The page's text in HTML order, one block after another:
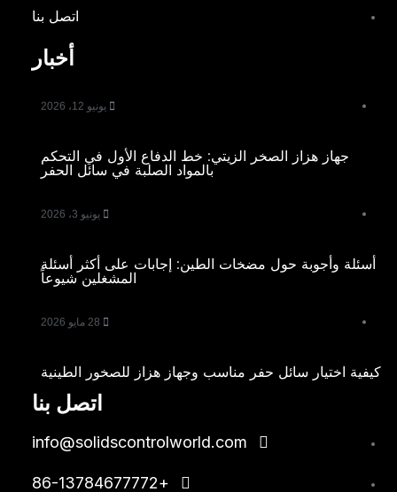
اتصل بنا
أخبار
يونيو 12، 2026
جهاز هزاز الصخر الزيتي: خط الدفاع الأول في التحكم
بالمواد الصلبة في سائل الحفر
يونيو 3، 2026
أسئلة وأجوبة حول مضخات الطين: إجابات على أكثر أسئلة
المشغلين شيوعاً
28 مايو 2026
كيفية اختيار سائل حفر مناسب وجهاز هزاز للصخور الطينية
اتصل بنا
info@solidscontrolworld.com
+86-13784677772